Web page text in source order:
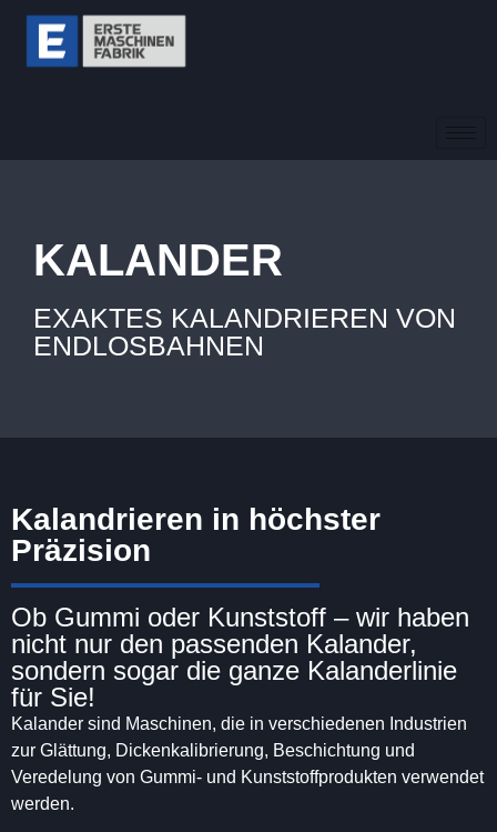
KALANDER
EXAKTES KALANDRIEREN VON
ENDLOSBAHNEN
Kalandrieren in höchster
Präzision
Ob Gummi oder Kunststoff – wir haben
nicht nur den passenden Kalander,
sondern sogar die ganze Kalanderlinie
für Sie!
Kalander sind Maschinen, die in verschiedenen Industrien
zur Glättung, Dickenkalibrierung, Beschichtung und
Veredelung von Gummi- und Kunststoffprodukten verwendet
werden.